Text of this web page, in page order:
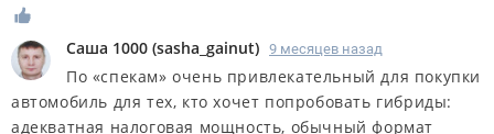
Саша 1000 (sasha_gainut) 9 месяцев назад
По «спекам» очень привлекательный для покупки
автомобиль для тех, кто хочет попробовать гибриды:
адекватная налоговая мощность, обычный формат